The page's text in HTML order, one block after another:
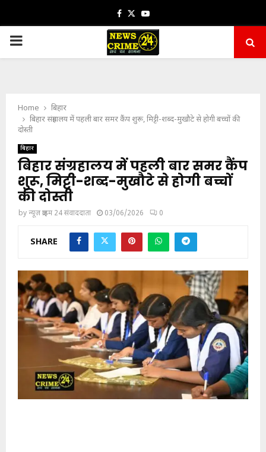
Facebook
TwitterYoutube
PRIMARY
Home
बिहार
बिहार संग्रहालय में पहली बार समर कैंप शुरू, मिट्टी-शब्द-मुखौटे से होगी बच्चों की
दोस्ती
बिहार
बिहार संग्रहालय में पहली बार समर कैंप
शुरू, मिट्टी-शब्द-मुखौटे से होगी बच्चों
की दोस्ती
byन्यूज़ क्राइम 24 संवाददाता 03/06/2026 0
SHARE